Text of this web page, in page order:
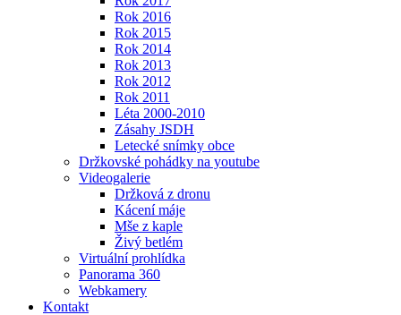
Rok 2016
Rok 2015
Rok 2014
Rok 2013
Rok 2012
Rok 2011
Léta 2000-2010
Zásahy JSDH
Letecké snímky obce
Držkovské pohádky na youtube
Videogalerie
Držková z dronu
Kácení máje
Mše z kaple
Živý betlém
Virtuální prohlídka
Panorama 360
Webkamery
Kontakt